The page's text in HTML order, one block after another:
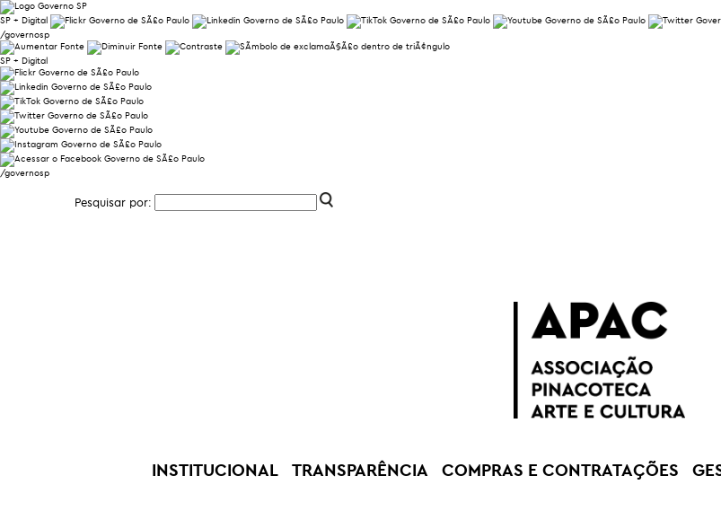
SP + Digital
/governosp
SP + Digital
/governosp
Pesquisar por:
INSTITUCIONAL TRANSPARÊNCIA COMPRAS E CONTRATAÇÕES